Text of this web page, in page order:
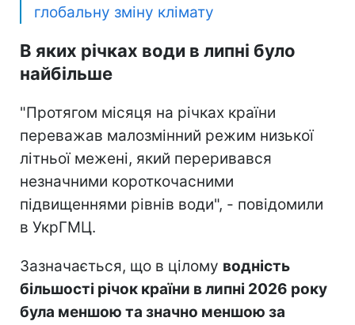
глобальну зміну клімату
В яких річках води в липні було
найбільше
"Протягом місяця на річках країни
переважав малозмінний режим низької
літньої межені, який переривався
незначними короткочасними
підвищеннями рівнів води", - повідомили
в УкрГМЦ.
Зазначається, що в цілому водність
більшості річок країни в липні 2026 року
була меншою та значно меншою за